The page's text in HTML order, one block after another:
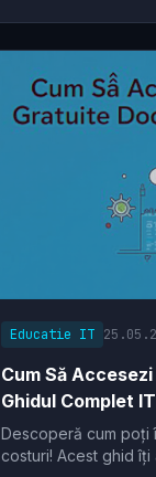
Educatie IT
Cum Să
Ghidul Complet
Descoperă cum poți
costuri! Acest ghid îți